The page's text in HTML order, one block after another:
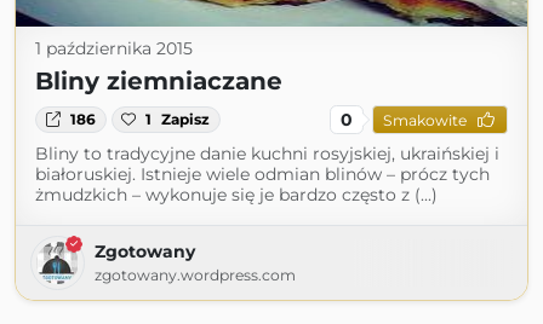
1 października 2015
Bliny ziemniaczane
186 1 Zapisz 0 Smakowite
Bliny to tradycyjne danie kuchni rosyjskiej, ukraińskiej i
białoruskiej. Istnieje wiele odmian blinów – prócz tych
żmudzkich – wykonuje się je bardzo często z (...)
Zgotowany
zgotowany.wordpress.com